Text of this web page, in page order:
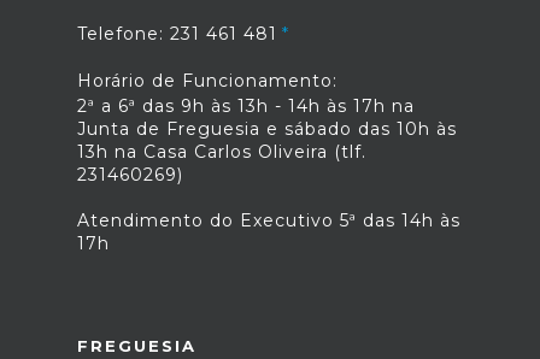
Telefone: 231 461 481
Horário de Funcionamento:
2ª a 6ª das 9h às 13h - 14h às 17h na
Junta de Freguesia e sábado das 10h às
13h na Casa Carlos Oliveira (tlf.
231460269)
Atendimento do Executivo 5ª das 14h às
17h
FREGUESIA